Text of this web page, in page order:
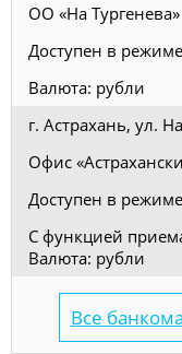
ОО «На Тургенева»
Доступен в
Валюта: рубли
г. Астрахань, ул.
Офис
Доступен в
С функцией
Валюта: рубли
Все